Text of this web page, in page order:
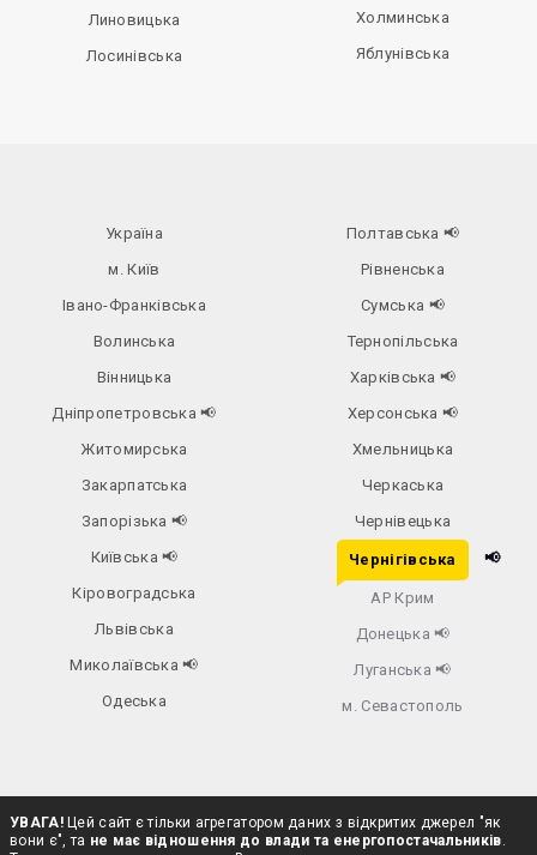
Линовицька
Лосинівська
Холминська
Яблунівська
Україна
м. Київ
Івано-Франківська
Волинська
Вінницька
Дніпропетровська📢
Житомирська
Закарпатська
Запорізька 📢
Київська📢
Кіровоградська
Львівська
Миколаївська📢
Одеська
Полтавська 📢
Рівненська
Сумська 📢
Тернопільська
Харківська 📢
Херсонська 📢
Хмельницька
Черкаська
Чернівецька
Чернігівська 📢
АР Крим
Донецька 📢
Луганська 📢
м. Севастополь
УВАГА!Цей сайт є тільки агрегатором даних з відкритих джерел "як
вони є", та не має відношення до влади та енергопостачальників.